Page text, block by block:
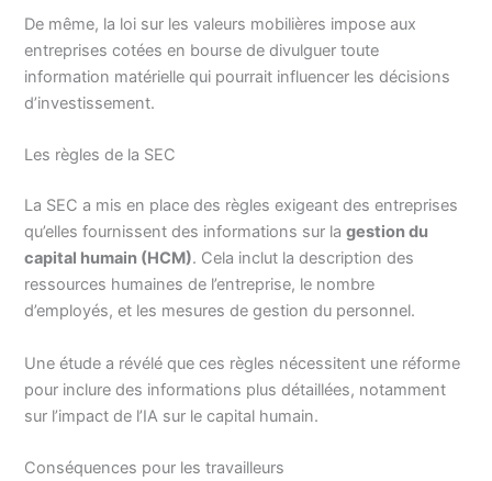
De même, la loi sur les valeurs mobilières impose aux
entreprises cotées en bourse de divulguer toute
information matérielle qui pourrait influencer les décisions
d’investissement.
Les règles de la SEC
La SEC a mis en place des règles exigeant des entreprises
qu’elles fournissent des informations sur lagestion du
capital humain (HCM). Cela inclut la description des
ressources humaines de l’entreprise, le nombre
d’employés, et les mesures de gestion du personnel.
Une étude a révélé que ces règles nécessitent une réforme
pour inclure des informations plus détaillées, notamment
sur l’impact de l’IA sur le capital humain.
Conséquences pour les travailleurs